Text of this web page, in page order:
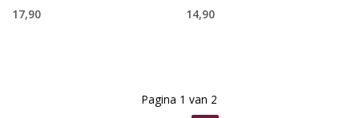
17,90 14,90
Pagina 1 van 2